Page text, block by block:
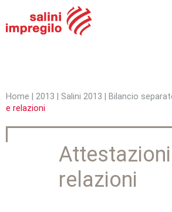
Jump to navigation
T
u
Home 2013 Salini 2013 Bilancio
e relazioni
relazioni